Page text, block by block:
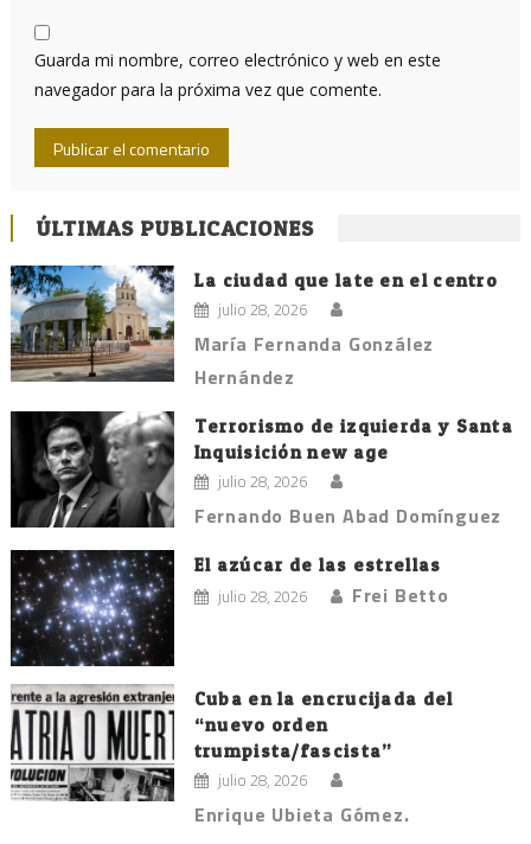
Guarda mi nombre, correo electrónico y web en este
navegador para la próxima vez que comente.
ÚLTIMAS PUBLICACIONES
La ciudad que late en el centro
julio 28, 2026
María Fernanda González
Hernández
Terrorismo de izquierda y Santa
Inquisición new age
julio 28, 2026
Fernando Buen Abad Domínguez
El azúcar de las estrellas
julio 28, 2026 Frei Betto
Cuba en la encrucijada del
“nuevo orden
trumpista/fascista”
julio 28, 2026
Enrique Ubieta Gómez.